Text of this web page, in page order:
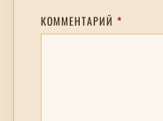
КОММЕНТАРИЙ *